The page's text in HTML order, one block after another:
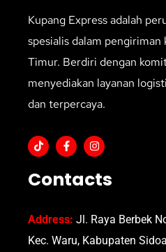
Kupang Express adalah
spesialis dalam pengiriman
Timur. Berdiri dengan
menyediakan layanan
dan terpercaya.
Contacts
Address: Jl. Raya Berbek
Kec. Waru, Kabupaten